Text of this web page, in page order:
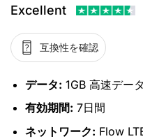
Excellent
互換性を確認
データ: 1GB 高速データ
有効期間: 7日間
ネットワーク: Flow